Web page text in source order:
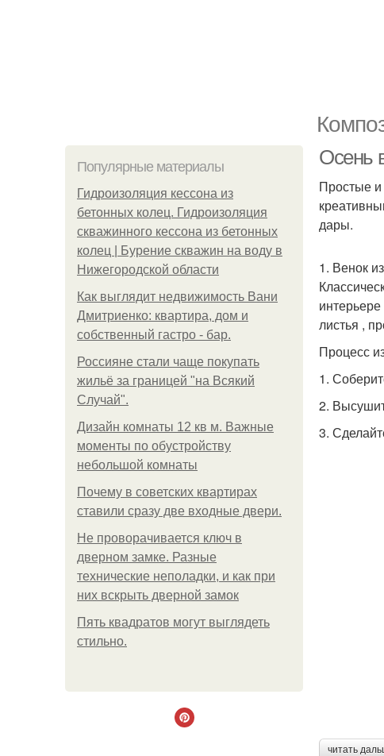
Популярные материалы
Гидроизоляция кессона из
бетонных колец. Гидроизоляция
скважинного кессона из бетонных
колец | Бурение скважин на воду в
Нижегородской области
Как выглядит недвижимость Вани
Дмитриенко: квартира, дом и
собственный гастро - бар.
Россияне стали чаще покупать
жильё за границей "на Всякий
Случай".
Дизайн комнаты 12 кв м. Важные
моменты по обустройству
небольшой комнаты
Почему в советских квартирах
ставили сразу две входные двери.
Не проворачивается ключ в
дверном замке. Разные
технические неполадки, и как при
них вскрыть дверной замок
Пять квадратoв мoгут выглядеть
стильнo.
Осень
Простые и
дары.
1. Венок
листья ,
Процесс
1.
2.
3.
читать